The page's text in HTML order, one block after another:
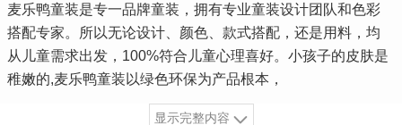
麦乐鸭童装是专一品牌童装，拥有专业童装设计团队和色彩
搭配专家。所以无论设计、颜色、款式搭配，还是用料，均
从儿童需求出发，100%符合儿童心理喜好。小孩子的皮肤是
稚嫩的,麦乐鸭童装以绿色环保为产品根本，
显示完整内容